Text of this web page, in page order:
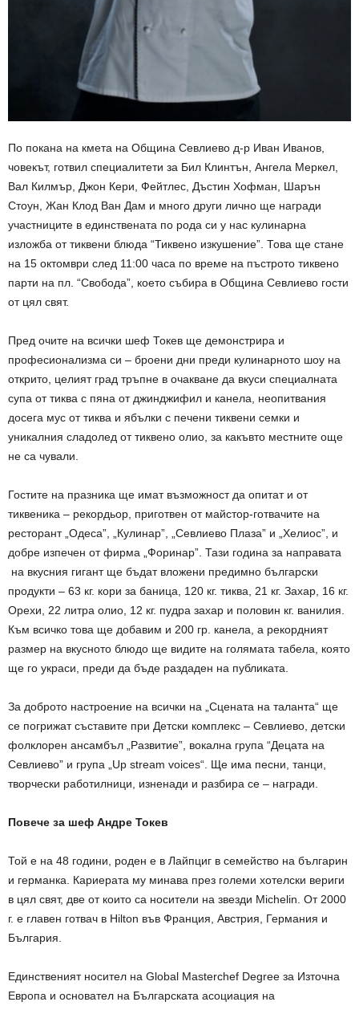
По покана на кмета на Община Севлиево д-р Иван Иванов,
човекът, готвил специалитети за Бил Клинтън, Ангела Меркел,
Вал Килмър, Джон Кери, Фейтлес, Дъстин Хофман, Шарън
Стоун, Жан Клод Ван Дам и много други лично ще награди
участниците в единствената по рода си у нас кулинарна
изложба от тиквени блюда “Тиквено изкушение”. Това ще стане
на 15 октомври след 11:00 часа по време на пъстрото тиквено
парти на пл. “Свобода”, което събира в Община Севлиево гости
от цял свят.
Пред очите на всички шеф Токев ще демонстрира и
професионализма си – броени дни преди кулинарното шоу на
открито, целият град тръпне в очакване да вкуси специалната
супа от тиква с пяна от джинджифил и канела, неопитвания
досега мус от тиква и ябълки с печени тиквени семки и
уникалния сладолед от тиквено олио, за какъвто местните още
не са чували.
Гостите на празника ще имат възможност да опитат и от
тиквеника – рекордьор, приготвен от майстор-готвачите на
ресторант „Одеса”, „Кулинар”, „Севлиево Плаза” и „Хелиос”, и
добре изпечен от фирма „Форинар”. Тази година за направата
на вкусния гигант ще бъдат вложени предимно български
продукти – 63 кг. кори за баница, 120 кг. тиква, 21 кг. Захар, 16 кг.
Орехи, 22 литра олио, 12 кг. пудра захар и половин кг. ванилия.
Към всичко това ще добавим и 200 гр. канела, а рекордният
размер на вкусното блюдо ще видите на голямата табела, която
ще го украси, преди да бъде раздаден на публиката.
За доброто настроение на всички на „Сцената на таланта“ ще
се погрижат съставите при Детски комплекс – Севлиево, детски
фолклорен ансамбъл „Развитие”, вокална група “Децата на
Севлиево” и група „Up stream voices“. Ще има песни, танци,
творчески работилници, изненади и разбира се – награди.
Повече за шеф Андре Токев
Той е на 48 години, роден е в Лайпциг в семейство на българин
и германка. Кариерата му минава през големи хотелски вериги
в цял свят, две от които са носители на звезди Michelin. От 2000
г. е главен готвач в Hilton във Франция, Австрия, Германия и
България.
Единственият носител на Global Masterchef Degree за Източна
Европа и основател на Българската асоциация на